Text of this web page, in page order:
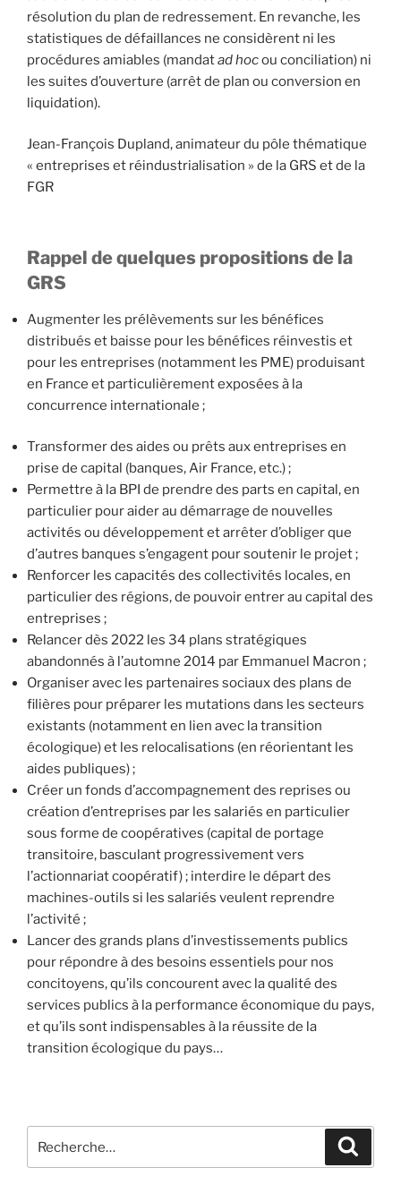
résolution du plan de redressement. En revanche, les
statistiques de défaillances ne considèrent ni les
procédures amiables (mandatad hocou conciliation) ni
les suites d’ouverture (arrêt de plan ou conversion en
liquidation).
Jean-François Dupland, animateur du pôle thématique
« entreprises et réindustrialisation » de la GRS et de la
FGR
Rappel de quelques propositions de la
GRS
Augmenter les prélèvements sur les bénéfices
distribués et baisse pour les bénéfices réinvestis et
pour les entreprises (notamment les PME) produisant
en France et particulièrement exposées à la
concurrence internationale ;
Transformer des aides ou prêts aux entreprises en
prise de capital (banques, Air France, etc.) ;
Permettre à la BPI de prendre des parts en capital, en
particulier pour aider au démarrage de nouvelles
activités ou développement et arrêter d’obliger que
d’autres banques s’engagent pour soutenir le projet ;
Renforcer les capacités des collectivités locales, en
particulier des régions, de pouvoir entrer au capital des
entreprises ;
Relancer dès 2022 les 34 plans stratégiques
abandonnés à l’automne 2014 par Emmanuel Macron ;
Organiser avec les partenaires sociaux des plans de
filières pour préparer les mutations dans les secteurs
existants (notamment en lien avec la transition
écologique) et les relocalisations (en réorientant les
aides publiques) ;
Créer un fonds d’accompagnement des reprises ou
création d’entreprises par les salariés en particulier
sous forme de coopératives (capital de portage
transitoire, basculant progressivement vers
l’actionnariat coopératif) ; interdire le départ des
machines-outils si les salariés veulent reprendre
l’activité ;
Lancer des grands plans d’investissements publics
pour répondre à des besoins essentiels pour nos
concitoyens, qu’ils concourent avec la qualité des
services publics à la performance économique du pays,
et qu’ils sont indispensables à la réussite de la
transition écologique du pays…